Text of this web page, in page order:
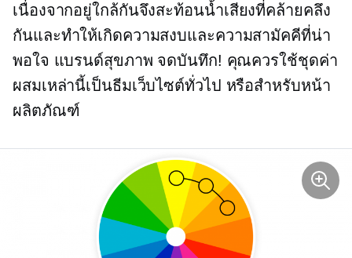
เนื่องจากอยู่ใกล้กันจึงสะท้อนน้ำเสียงที่คล้ายคลึง
กันและทำให้เกิดความสงบและความสามัคคีที่น่า
พอใจ แบรนด์สุขภาพ จดบันทึก! คุณควรใช้ชุดค่า
ผสมเหล่านี้เป็นธีมเว็บไซต์ทั่วไป หรือสำหรับหน้า
ผลิตภัณฑ์